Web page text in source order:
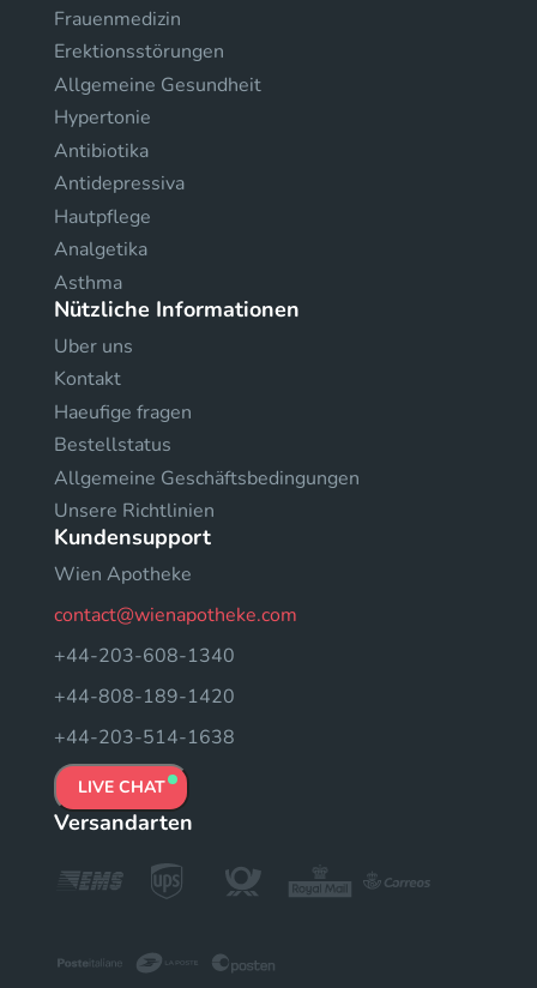
Frauenmedizin
Erektionsstörungen
Allgemeine Gesundheit
Hypertonie
Antibiotika
Antidepressiva
Hautpflege
Analgetika
Asthma
Nützliche Informationen
Uber uns
Kontakt
Haeufige fragen
Bestellstatus
Allgemeine Geschäftsbedingungen
Unsere Richtlinien
Kundensupport
Wien Apotheke
contact@wienapotheke.com
+44-203-608-1340
+44-808-189-1420
+44-203-514-1638
LIVE CHAT
Versandarten